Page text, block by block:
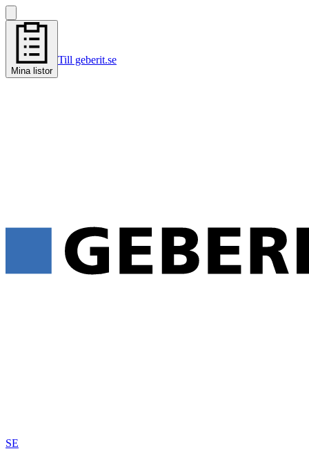
Mina listor
Till geberit.se
SE